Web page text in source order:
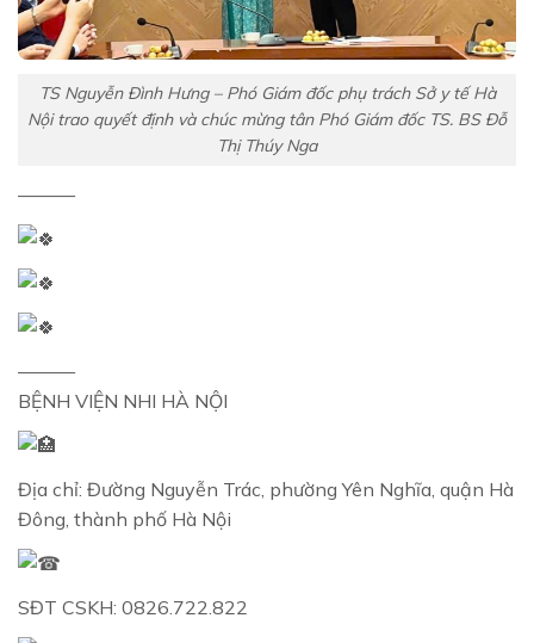
TS Nguyễn Đình Hưng – Phó Giám đốc phụ trách Sở y tế Hà
Nội trao quyết định và chúc mừng tân Phó Giám đốc TS. BS Đỗ
Thị Thúy Nga
———
———
BỆNH VIỆN NHI HÀ NỘI
Địa chỉ: Đường Nguyễn Trác, phường Yên Nghĩa, quận Hà
Đông, thành phố Hà Nội
SĐT CSKH: 0826.722.822